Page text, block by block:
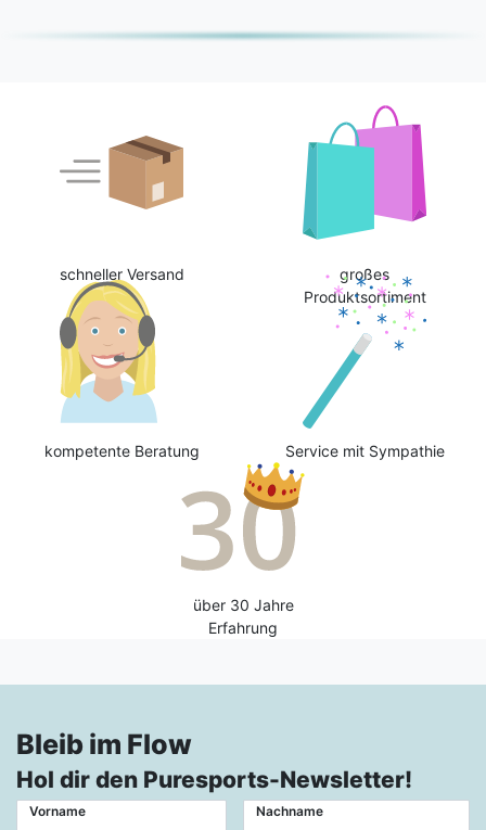
schneller Versand
großes
Produktsortiment
kompetente Beratung Service mit Sympathie
über 30 Jahre
Erfahrung
Bleib im Flow
Hol dir den Puresports-Newsletter!
Vorname Nachname